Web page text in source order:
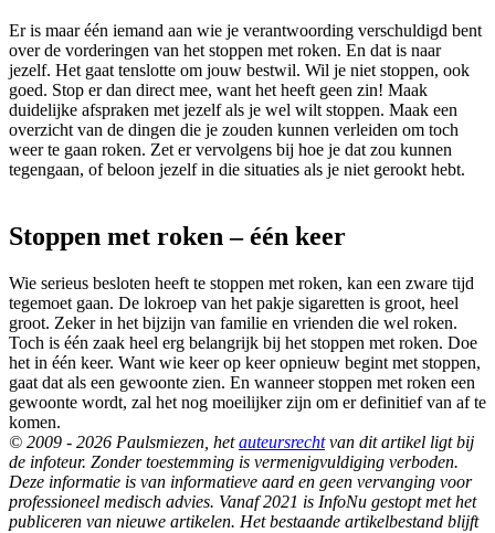
Er is maar één iemand aan wie je verantwoording verschuldigd bent
over de vorderingen van het stoppen met roken. En dat is naar
jezelf. Het gaat tenslotte om jouw bestwil. Wil je niet stoppen, ook
goed. Stop er dan direct mee, want het heeft geen zin! Maak
duidelijke afspraken met jezelf als je wel wilt stoppen. Maak een
overzicht van de dingen die je zouden kunnen verleiden om toch
weer te gaan roken. Zet er vervolgens bij hoe je dat zou kunnen
tegengaan, of beloon jezelf in die situaties als je niet gerookt hebt.
Stoppen met roken – één keer
Wie serieus besloten heeft te stoppen met roken, kan een zware tijd
tegemoet gaan. De lokroep van het pakje sigaretten is groot, heel
groot. Zeker in het bijzijn van familie en vrienden die wel roken.
Toch is één zaak heel erg belangrijk bij het stoppen met roken. Doe
het in één keer. Want wie keer op keer opnieuw begint met stoppen,
gaat dat als een gewoonte zien. En wanneer stoppen met roken een
gewoonte wordt, zal het nog moeilijker zijn om er definitief van af te
komen.
© 2009 - 2026 Paulsmiezen, hetauteursrechtvan dit artikel ligt bij
de infoteur. Zonder toestemming is vermenigvuldiging verboden.
Deze informatie is van informatieve aard en geen vervanging voor
professioneel medisch advies. Vanaf 2021 is InfoNu gestopt met het
publiceren van nieuwe artikelen. Het bestaande artikelbestand blijft